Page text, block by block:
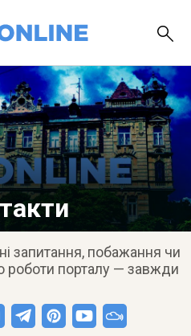
запитання, побажання чи
роботи порталу — завжди